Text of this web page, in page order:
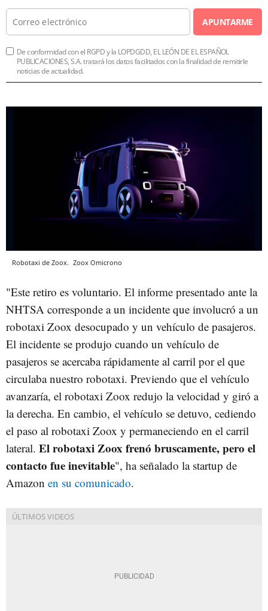
APUNTARME
De conformidad con el RGPD y la LOPDGDD, EL LEÓN DE EL ESPAÑOL
PUBLICACIONES, S.A. tratará los datos facilitados con la finalidad de remitirle
noticias de actualidad.
Robotaxi de Zoox. Zoox Omicrono
"Este retiro es voluntario. El informe presentado ante la
NHTSA corresponde a un incidente que involucró a un
robotaxi Zoox desocupado y un vehículo de pasajeros.
El incidente se produjo cuando un vehículo de
pasajeros se acercaba rápidamente al carril por el que
circulaba nuestro robotaxi. Previendo que el vehículo
avanzaría, el robotaxi Zoox redujo la velocidad y giró a
la derecha. En cambio, el vehículo se detuvo, cediendo
el paso al robotaxi Zoox y permaneciendo en el carril
lateral. El robotaxi Zoox frenó bruscamente, pero el
contacto fue inevitable", ha señalado la startup de
Amazon en su comunicado.